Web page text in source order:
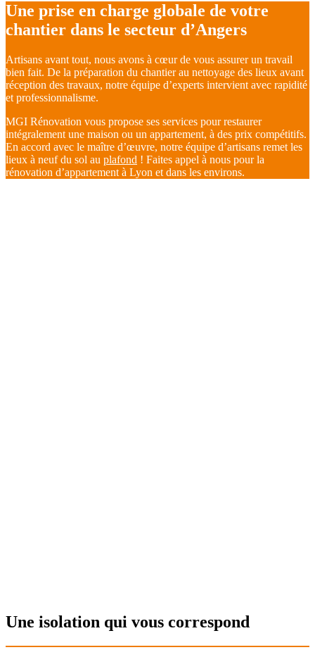
Une prise en charge globale de votre
chantier dans le secteur d’Angers
Artisans avant tout, nous avons à cœur de vous assurer un travail
bien fait. De la préparation du chantier au nettoyage des lieux avant
réception des travaux, notre équipe d’experts intervient avec rapidité
et professionnalisme.
MGI Rénovation vous propose ses services pour restaurer
intégralement une maison ou un appartement, à des prix compétitifs.
En accord avec le maître d’œuvre, notre équipe d’artisans remet les
lieux à neuf du sol au plafond ! Faites appel à nous pour la
rénovation d’appartement à Lyon et dans les environs.
Une isolation qui vous correspond